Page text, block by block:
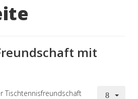
mit
Tischtennisfreundschaft